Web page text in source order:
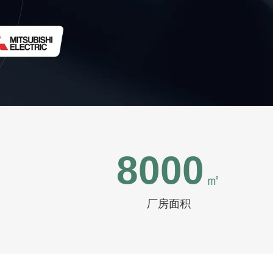
8000 ㎡
厂房面积